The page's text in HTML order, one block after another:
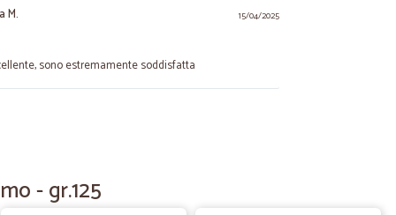
15/04/2025
M.
sono estremamente soddisfatta
- gr.125